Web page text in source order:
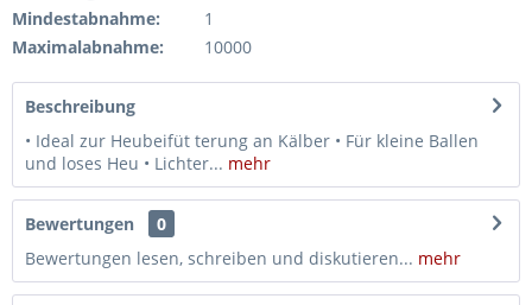
Mindestabnahme:
1
Maximalabnahme:
10000
Beschreibung
• Ideal zur Heubeifüt terung an Kälber • Für kleine Ballen
und loses Heu • Lichter... mehr
Bewertungen
0
Bewertungen lesen, schreiben und diskutieren... mehr